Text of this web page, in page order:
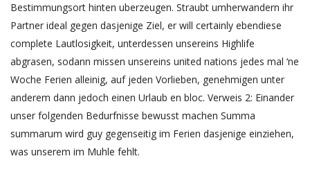
Bestimmungsort hinten uberzeugen. Straubt umherwandern ihr
Partner ideal gegen dasjenige Ziel, er will certainly ebendiese
complete Lautlosigkeit, unterdessen unsereins Highlife
abgrasen, sodann missen unsereins united nations jedes mal ‘ne
Woche Ferien alleinig, auf jeden Vorlieben, genehmigen unter
anderem dann jedoch einen Urlaub en bloc. Verweis 2: Einander
unser folgenden Bedurfnisse bewusst machen Summa
summarum wird guy gegenseitig im Ferien dasjenige einziehen,
was unserem im Muhle fehlt.